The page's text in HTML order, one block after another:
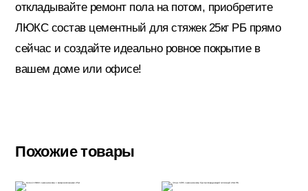
откладывайте ремонт пола на потом, приобретите
ЛЮКС состав цементный для стяжек 25кг РБ прямо
сейчас и создайте идеально ровное покрытие в
вашем доме или офисе!
Похожие товары